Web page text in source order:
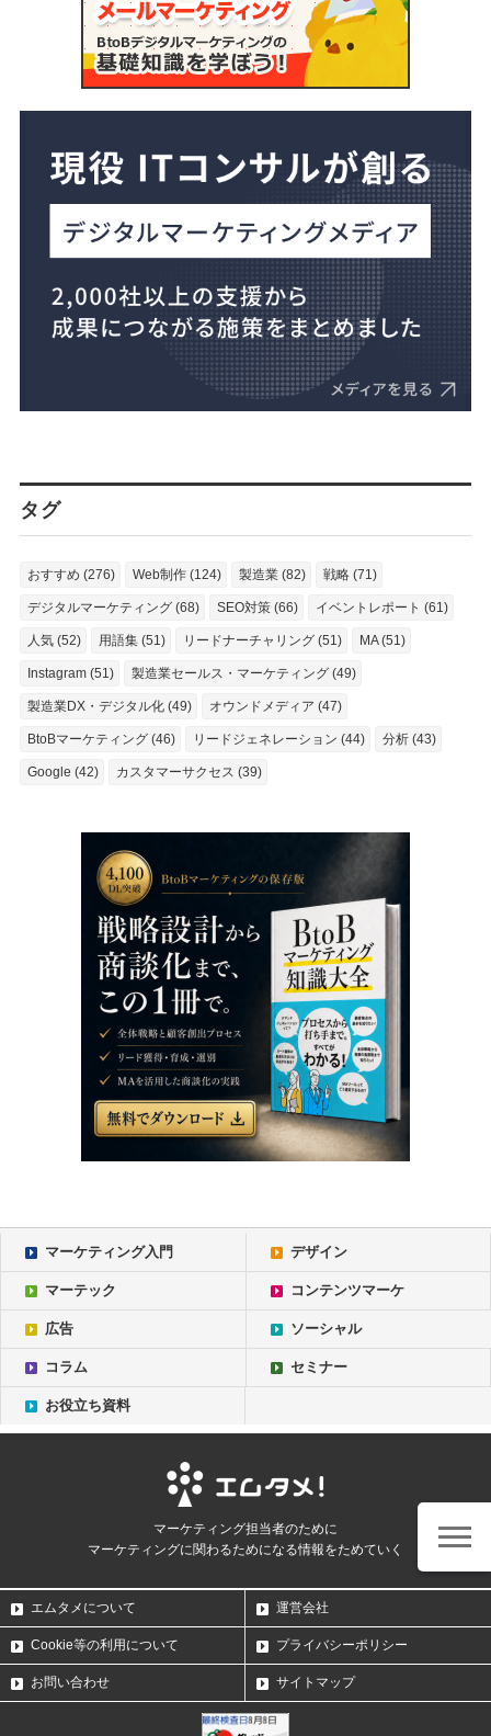
タグ
おすすめ (276) Web制作 (124) 製造業 (82) 戦略 (71)
デジタルマーケティング (68) SEO対策 (66) イベントレポート (61)
人気 (52) 用語集 (51) リードナーチャリング (51) MA (51)
Instagram (51) 製造業セールス・マーケティング (49)
製造業DX・デジタル化 (49) オウンドメディア (47)
BtoBマーケティング (46) リードジェネレーション (44) 分析 (43)
Google (42) カスタマーサクセス (39)
マーケティング入門 デザイン
マーテック コンテンツマーケ
広告 ソーシャル
コラム セミナー
お役立ち資料
マーケティング担当者のために
マーケティングに関わるためになる情報をためていく
エムタメについて 運営会社
Cookie等の利用について プライバシーポリシー
お問い合わせ サイトマップ